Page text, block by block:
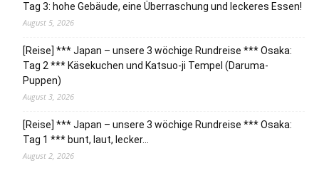
Tag 3: hohe Gebäude, eine Überraschung und leckeres Essen!
August 5, 2026
[Reise] *** Japan – unsere 3 wöchige Rundreise *** Osaka:
Tag 2 *** Käsekuchen und Katsuo-ji Tempel (Daruma-
Puppen)
August 3, 2026
[Reise] *** Japan – unsere 3 wöchige Rundreise *** Osaka:
Tag 1 *** bunt, laut, lecker…
August 2, 2026